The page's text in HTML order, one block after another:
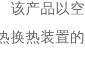
该产品以
换热装置